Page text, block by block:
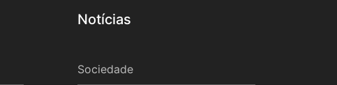
Notícias
Sociedade